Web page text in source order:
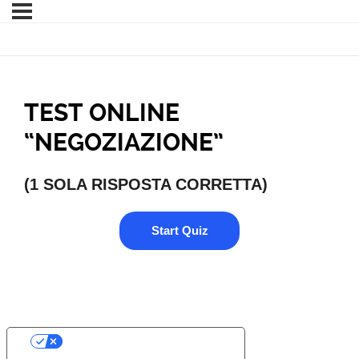
TEST ONLINE
“NEGOZIAZIONE”
(1 SOLA RISPOSTA CORRETTA)
YOUR PRIVACY CHOICES